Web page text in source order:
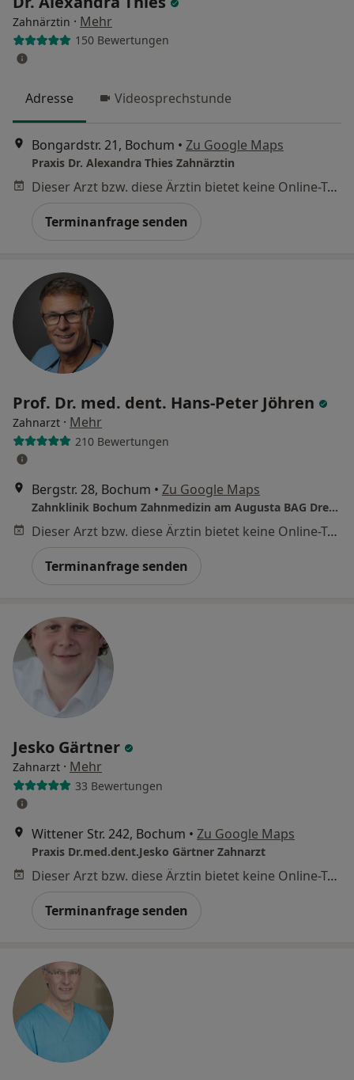
Zahnärztin · Mehr
150 Bewertungen
Adresse Videosprechstunde
Bongardstr. 21, Bochum • Zu Google Maps
Praxis Dr. Alexandra Thies Zahnärztin
Dieser Arzt bzw. diese Ärztin bietet keine Online-Terminbuchung an diesem Standort an.
Terminanfrage senden
Prof. Dr. med. dent. Hans-Peter Jöhren
Zahnarzt · Mehr
210 Bewertungen
Bergstr. 28, Bochum • Zu Google Maps
Zahnklinik Bochum Zahnmedizin am Augusta BAG Dres. Gloger, Späth, Siering, Brodowski
Dieser Arzt bzw. diese Ärztin bietet keine Online-Terminbuchung an diesem Standort an.
Terminanfrage senden
Jesko Gärtner
Zahnarzt · Mehr
33 Bewertungen
Wittener Str. 242, Bochum • Zu Google Maps
Praxis Dr.med.dent.Jesko Gärtner Zahnarzt
Dieser Arzt bzw. diese Ärztin bietet keine Online-Terminbuchung an diesem Standort an.
Terminanfrage senden